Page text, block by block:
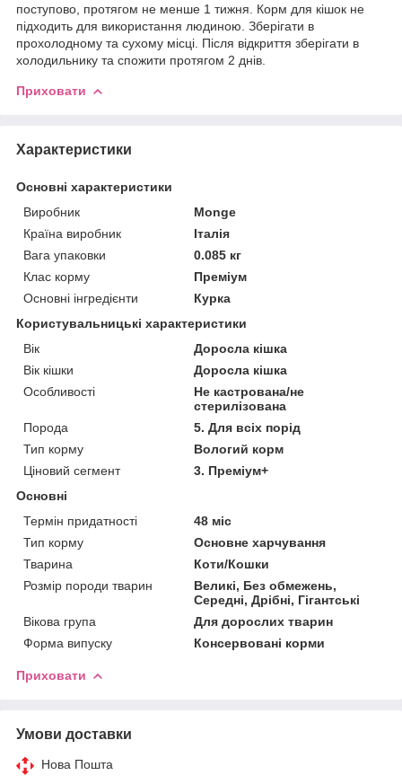
поступово, протягом не менше 1 тижня. Корм для кішок не
підходить для використання людиною. Зберігати в
прохолодному та сухому місці. Після відкриття зберігати в
холодильнику та спожити протягом 2 днів.
Приховати
Характеристики
Основні характеристики
Виробник
Monge
Країна виробник
Італія
Вага упаковки
0.085 кг
Клас корму
Преміум
Основні інгредієнти
Курка
Користувальницькі характеристики
Вік
Доросла кішка
Вік кішки
Доросла кішка
Особливості
Не кастрована/не
стерилізована
Порода
5. Для всіх порід
Тип корму
Вологий корм
Ціновий сегмент
3. Преміум+
Основні
Термін придатності
48 міс
Тип корму
Основне харчування
Тварина
Коти/Кошки
Розмір породи тварин
Великі, Без обмежень,
Середні, Дрібні, Гігантські
Вікова група
Для дорослих тварин
Форма випуску
Консервовані корми
Приховати
Умови доставки
Нова Пошта